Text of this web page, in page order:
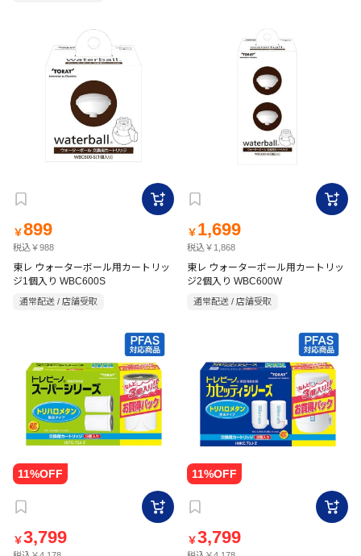
￥899
税込￥988
東レ ウォーターボール用カートリッ
ジ1個入り WBC600S
通常配送 / 店舗受取
￥ 1,699
税込￥1,868
東レ ウォーターボール用カートリッ
ジ2個入り WBC600W
通常配送 / 店舗受取
￥3,799 ￥3,799